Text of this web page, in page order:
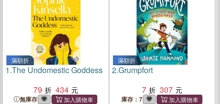
滿額折
1.The Undomestic Goddess
79
434
無庫存
滿額折
2.Grumpfort
7
307
庫存：7